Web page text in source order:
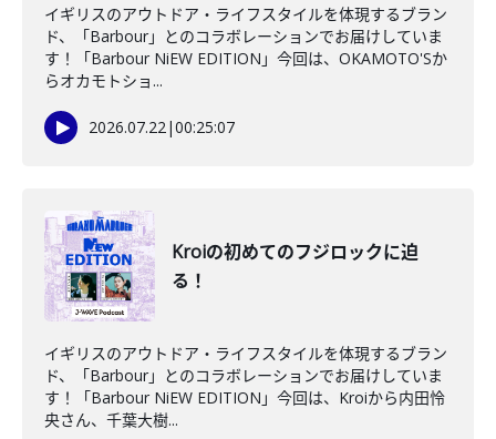
イギリスのアウトドア・ライフスタイルを体現するブラン
ド、「Barbour」とのコラボレーションでお届けしていま
す！「Barbour NiEW EDITION」今回は、OKAMOTO'Sか
らオカモトショ...
2026.07.22|00:25:07
Kroiの初めてのフジロックに迫
る！
イギリスのアウトドア・ライフスタイルを体現するブラン
ド、「Barbour」とのコラボレーションでお届けしていま
す！「Barbour NiEW EDITION」今回は、Kroiから内田怜
央さん、千葉大樹...